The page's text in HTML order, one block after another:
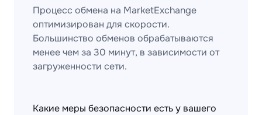
Процесс обмена на MarketExchange
оптимизирован для скорости.
Большинство обменов обрабатываются
менее чем за 30 минут, в зависимости от
загруженности сети.
Какие меры безопасности есть у вашего